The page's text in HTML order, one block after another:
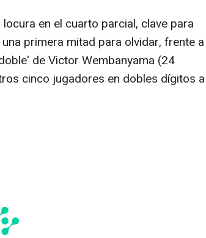
en el cuarto parcial, clave para
primera mitad para olvidar, frente a
de Victor Wembanyama (24
cinco jugadores en dobles dígitos a